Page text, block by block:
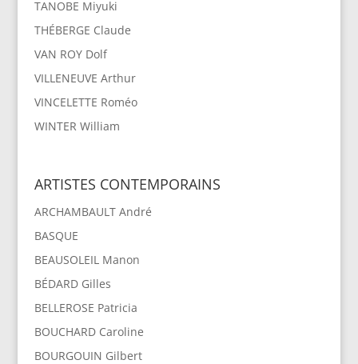
TANOBE Miyuki
THÉBERGE Claude
VAN ROY Dolf
VILLENEUVE Arthur
VINCELETTE Roméo
WINTER William
ARTISTES CONTEMPORAINS
ARCHAMBAULT André
BASQUE
BEAUSOLEIL Manon
BÉDARD Gilles
BELLEROSE Patricia
BOUCHARD Caroline
BOURGOUIN Gilbert